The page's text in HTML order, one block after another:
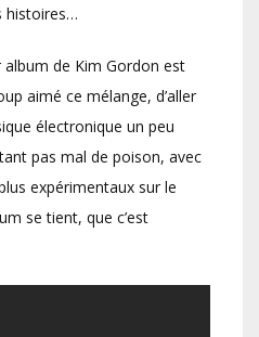
histoires…
album de Kim Gordon est
aimé ce mélange, d’aller
électronique un peu
pas mal de poison, avec
expérimentaux sur le
se tient, que c’est